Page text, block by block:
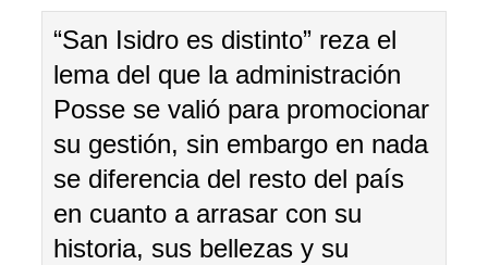
“San Isidro es distinto” reza el
lema del que la administración
Posse se valió para promocionar
su gestión, sin embargo en nada
se diferencia del resto del país
en cuanto a arrasar con su
historia, sus bellezas y su